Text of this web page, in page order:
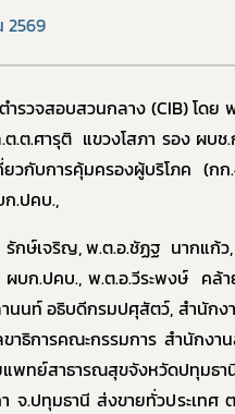
2569
รวจสอบสวนกลาง (CIB)โดย
.ต.ศารุติ แขวงโสภา รอง ผบช
ยวกับการคุ้มครองผู้บริโภค (
ก.ปคบ.,
กษ์เจริญ,พ.ต.อ.ชัฏฐ นากแก้ว
ผบก.ปคบ., พ.ต.อ.วีระพงษ์ คล้
นนท์ อธิบดีกรมปศุสัตว์, สำนักง
ธิการคณะกรรมการ สำนักงา
แพทย์สาธารณสุขจังหวัดปทุมธา
จ.ปทุมธานี ส่งขายทั่วประเทศ